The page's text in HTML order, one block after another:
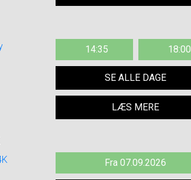
14:35 18:00
SE ALLE DAGE
LÆS MERE
Fra 07.09.2026